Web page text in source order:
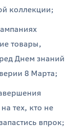
коллекции;
товары,
Днем знаний
8 Марта;
тех, кто не
впрок;